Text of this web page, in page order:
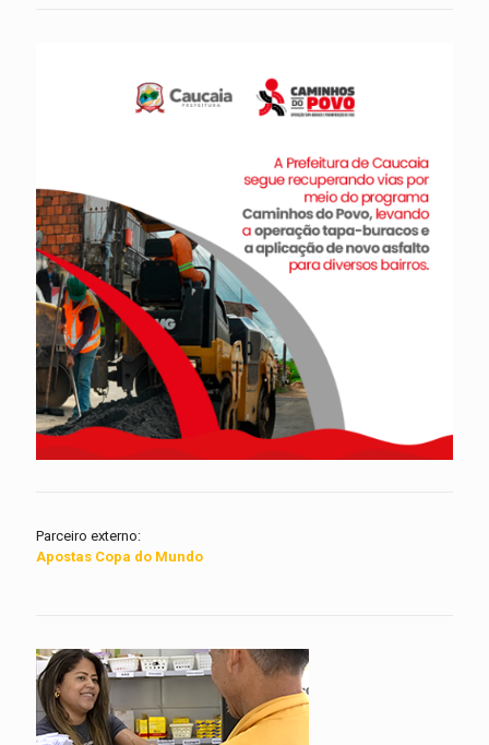
Parceiro externo:
Apostas Copa do Mundo